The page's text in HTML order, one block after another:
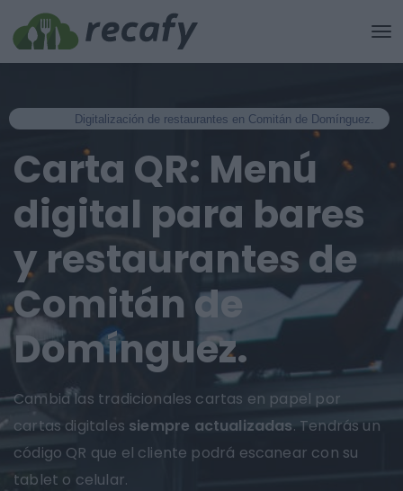
Digitalización de restaurantes en Comitán de Domínguez.
Carta QR: Menú
digital para bares
y restaurantes de
Comitán de
Domínguez.
Cambia las tradicionales cartas en papel por
cartas digitales siempre actualizadas. Tendrás un
código QR que el cliente podrá escanear con su
tablet o celular.